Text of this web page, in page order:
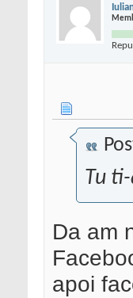
Tu
Da am
apoi